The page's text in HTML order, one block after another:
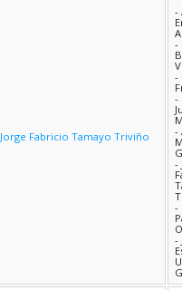
Jorge Fabricio Tamayo Triviño
-
-
-
-
-
-
-
-